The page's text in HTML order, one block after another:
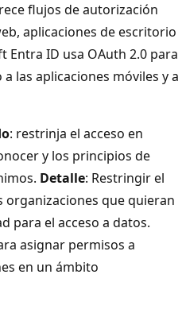
flujos de autorización
aplicaciones de escritorio
ID usa OAuth 2.0 para
las aplicaciones móviles y a
: restrinja el acceso en
y los principios de
Detalle: Restringir el
organizaciones que quieran
para el acceso a datos.
asignar permisos a
en un ámbito